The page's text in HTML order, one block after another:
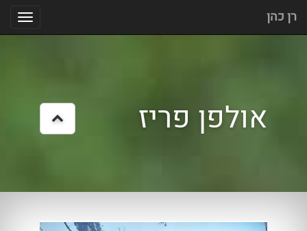
הצג
רן כהן
אולפן פריז